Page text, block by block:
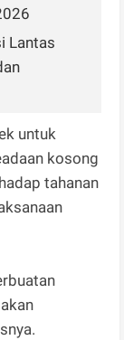
Lantas
untuk
kosong
tahanan